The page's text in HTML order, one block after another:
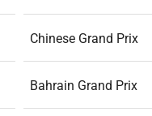
Chinese Grand Prix
Bahrain Grand Prix